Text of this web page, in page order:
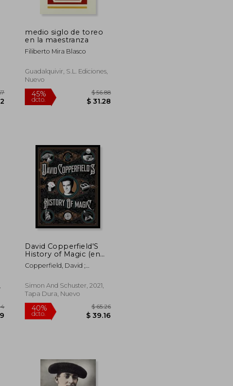
$ 66.00 45%
$ 47.67
$ 26.22
medio siglo de toreo
en la maestranza
Filiberto Mira Blasco
Guadalquivir, S.l. Ediciones,
Nuevo
45%
dcto.
David Copperfield'S
History of Magic (en
Inglés)
Copperfield, David ;
David
Simon And Schuster, 2021,
Tapa Dura, Nuevo